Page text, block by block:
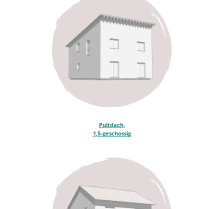
Pultdach,
1,5-geschossig